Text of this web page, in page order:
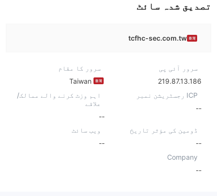
تصدیق شدہ سائٹ
tcfhc-sec.com.tw
سرور آئی پی
219.87.13.186
سرور کا مقام
Taiwan
ICP رجسٹریشن نمبر
--
اہم وزٹ کرنے والے ممالک/
علاقے
--
ڈومین کی مؤثر تاریخ
--
ویب سائٹ
--
Company
--